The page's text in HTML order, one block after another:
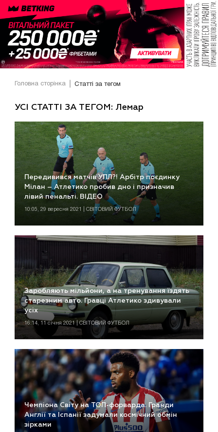
Головна сторінка Статті за тегом
УСІ СТАТТІ ЗА ТЕГОМ: Лемар
Передивився матчів УПЛ?! Арбітр поєдинку
Мілан – Атлетико пробив дно і призначив
лівий пенальті. ВІДЕО
10:05, 29 вересня 2021 | СВІТОВИЙ ФУТБОЛ
Заробляють мільйони, а на тренування їздять
старезним авто. Гравці Атлетико здивували
усіх
16:14, 11 січня 2021 | СВІТОВИЙ ФУТБОЛ
Чемпіона Світу на ТОП-форварда. Гранди
Англії та Іспанії задумали космічний обмін
зірками